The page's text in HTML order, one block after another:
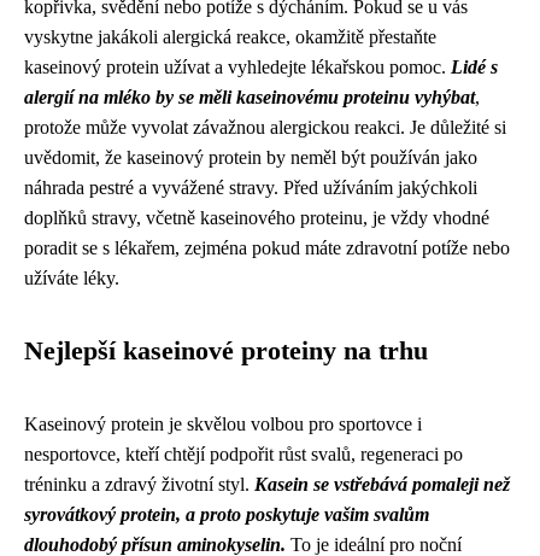
kopřivka, svědění nebo potíže s dýcháním. Pokud se u vás
vyskytne jakákoli alergická reakce, okamžitě přestaňte
kaseinový protein užívat a vyhledejte lékařskou pomoc. Lidé s
alergií na mléko by se měli kaseinovému proteinu vyhýbat,
protože může vyvolat závažnou alergickou reakci. Je důležité si
uvědomit, že kaseinový protein by neměl být používán jako
náhrada pestré a vyvážené stravy. Před užíváním jakýchkoli
doplňků stravy, včetně kaseinového proteinu, je vždy vhodné
poradit se s lékařem, zejména pokud máte zdravotní potíže nebo
užíváte léky.
Nejlepší kaseinové proteiny na trhu
Kaseinový protein je skvělou volbou pro sportovce i
nesportovce, kteří chtějí podpořit růst svalů, regeneraci po
tréninku a zdravý životní styl. Kasein se vstřebává pomaleji než
syrovátkový protein, a proto poskytuje vašim svalům
dlouhodobý přísun aminokyselin. To je ideální pro noční